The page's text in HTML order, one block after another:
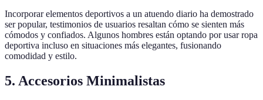
Incorporar elementos deportivos a un atuendo diario ha demostrado
ser popular, testimonios de usuarios resaltan cómo se sienten más
cómodos y confiados. Algunos hombres están optando por usar ropa
deportiva incluso en situaciones más elegantes, fusionando
comodidad y estilo.
5. Accesorios Minimalistas